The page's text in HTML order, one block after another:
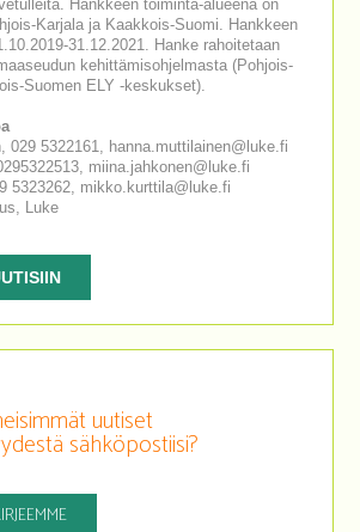
Hankkeen toiminta-alueena on
Karjala ja Kaakkois-Suomi. Hankkeen
31.12.2021. Hanke rahoitetaan
kehittämisohjelmasta (Pohjois-
Suomen ELY -keskukset).
029 5322161, hanna.muttilainen@luke.fi
miina.jahkonen@luke.fi
5323262, mikko.kurttila@luke.fi
Luke
uutiset
sähköpostiisi?